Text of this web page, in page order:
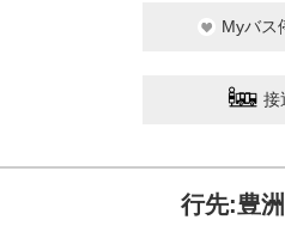
Myバス
接
行先:豊